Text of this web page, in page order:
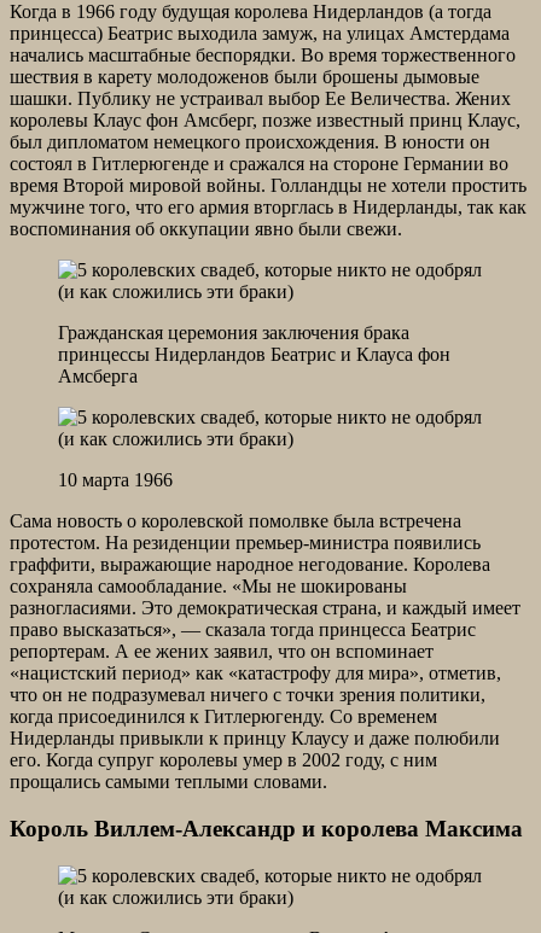
Когда в 1966 году будущая королева Нидерландов (а тогда
принцесса) Беатрис выходила замуж, на улицах Амстердама
начались масштабные беспорядки. Во время торжественного
шествия в карету молодоженов были брошены дымовые
шашки. Публику не устраивал выбор Ее Величества. Жених
королевы Клаус фон Амсберг, позже известный принц Клаус,
был дипломатом немецкого происхождения. В юности он
состоял в Гитлерюгенде и сражался на стороне Германии во
время Второй мировой войны. Голландцы не хотели простить
мужчине того, что его армия вторглась в Нидерланды, так как
воспоминания об оккупации явно были свежи.
Гражданская церемония заключения брака
принцессы Нидерландов Беатрис и Клауса фон
Амсберга
10 марта 1966
Сама новость о королевской помолвке была встречена
протестом. На резиденции премьер-министра появились
граффити, выражающие народное негодование. Королева
сохраняла самообладание. «Мы не шокированы
разногласиями. Это демократическая страна, и каждый имеет
право высказаться», — сказала тогда принцесса Беатрис
репортерам. А ее жених заявил, что он вспоминает
«нацистский период» как «катастрофу для мира», отметив,
что он не подразумевал ничего с точки зрения политики,
когда присоединился к Гитлерюгенду. Со временем
Нидерланды привыкли к принцу Клаусу и даже полюбили
его. Когда супруг королевы умер в 2002 году, с ним
прощались самыми теплыми словами.
Король Виллем-Александр и королева Максима